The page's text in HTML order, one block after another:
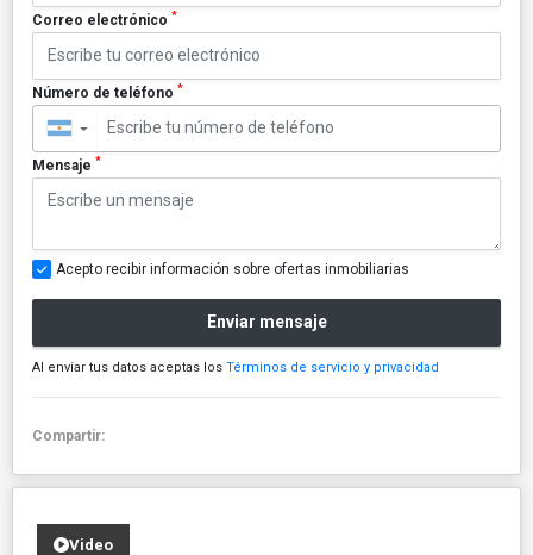
Correo electrónico *
Número de teléfono *
▼
Mensaje *
Acepto recibir información sobre ofertas inmobiliarias
Enviar mensaje
Al enviar tus datos aceptas los Términos de servicio y privacidad
Compartir:
Video